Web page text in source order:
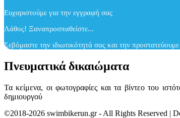
Ευχαριστούμε για την εγγραφή σας
Λάθος! Ξαναπροσπαθείστε...
Σεβόμαστε την ιδιωτικότητά σας και την
Πνευματικά δικαιώματα
Τα κείμενα, οι φωτογραφίες και τα βίντεο του
δημιουργού
©2018-2026 swimbikerun.gr - All Rights Reserved |